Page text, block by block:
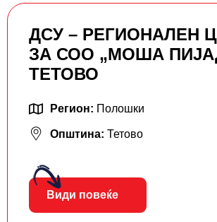
ДСУ – РЕГИОНАЛЕН
ЗА СОО „МОША
ТЕТОВО
Регион: Полошки
Општина: Тетово
Види повеќе